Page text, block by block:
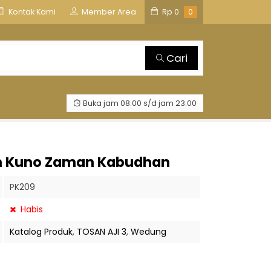
Kontak Kami Member Area Rp 0 0
TOSAN AJI GROUP
Cari
Buka jam 08.00 s/d jam 23.00
Zaman Kabudhan
PK209
Habis
Katalog Produk, TOSAN AJI 3, Wedung